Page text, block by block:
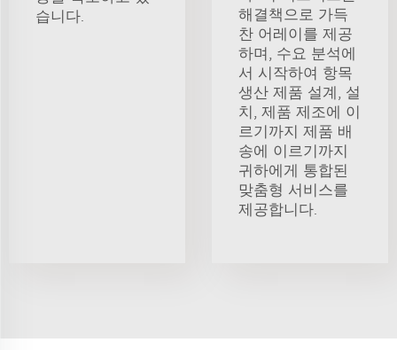
습니다.
해결책으로 가득
찬 어레이를 제공
하며, 수요 분석에
서 시작하여 항목
생산 제품 설계, 설
치, 제품 제조에 이
르기까지 제품 배
송에 이르기까지
귀하에게 통합된
맞춤형 서비스를
제공합니다.